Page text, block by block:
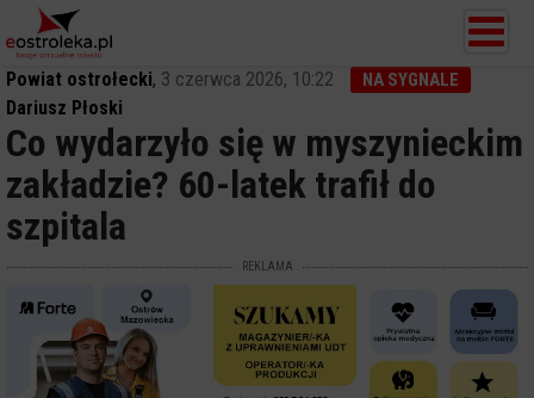
Powiat ostrołecki, 3 czerwca 2026, 10:22 NA SYGNALE
Dariusz Płoski
Co wydarzyło się w myszynieckim
zakładzie? 60-latek trafił do
szpitala
REKLAMA